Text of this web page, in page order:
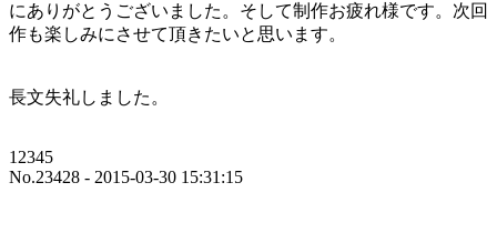
にありがとうございました。そして制作お疲れ様です。次回
作も楽しみにさせて頂きたいと思います。
長文失礼しました。
12345
No.23428 - 2015-03-30 15:31:15